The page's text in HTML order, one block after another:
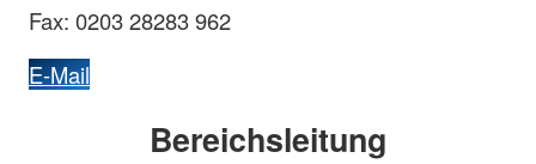
Fax: 0203 28283 962
E-Mail
Bereichsleitung